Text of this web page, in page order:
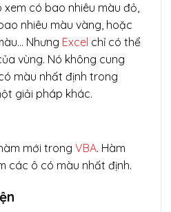
có bao nhiêu màu đỏ,
nhiêu màu vàng, hoặc
Nhưng Excel chỉ có thể
vùng. Nó không cung
màu nhất định trong
giải pháp khác.
mới trong VBA. Hàm
các ô có màu nhất định.